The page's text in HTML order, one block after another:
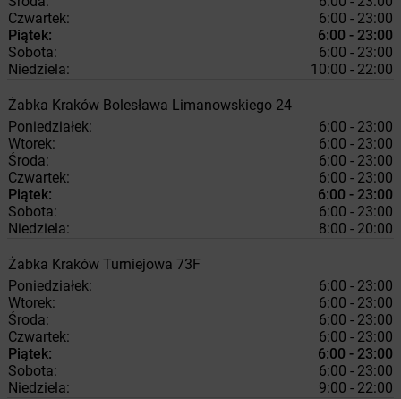
Czwartek:
6:00 - 23:00
Piątek:
6:00 - 23:00
Sobota:
6:00 - 23:00
Niedziela:
10:00 - 22:00
Żabka Kraków Bolesława Limanowskiego 24
Poniedziałek:
6:00 - 23:00
Wtorek:
6:00 - 23:00
Środa:
6:00 - 23:00
Czwartek:
6:00 - 23:00
Piątek:
6:00 - 23:00
Sobota:
6:00 - 23:00
Niedziela:
8:00 - 20:00
Żabka Kraków Turniejowa 73F
Poniedziałek:
6:00 - 23:00
Wtorek:
6:00 - 23:00
Środa:
6:00 - 23:00
Czwartek:
6:00 - 23:00
Piątek:
6:00 - 23:00
Sobota:
6:00 - 23:00
Niedziela:
9:00 - 22:00